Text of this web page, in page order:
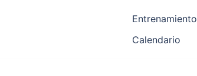
Entrenamiento
Calendario